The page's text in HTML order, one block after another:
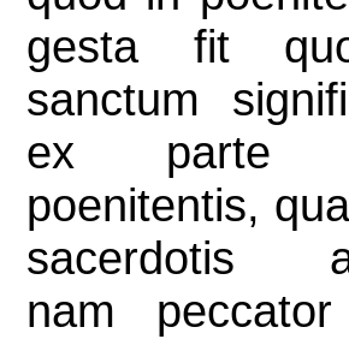
gesta fit
sanctum
ex parte
poenitentis,
sacerdotis
nam